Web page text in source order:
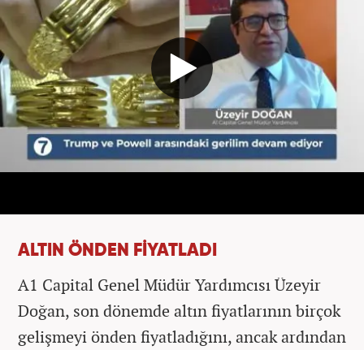
ALTIN ÖNDEN FİYATLADI
A1 Capital Genel Müdür Yardımcısı Üzeyir
Doğan, son dönemde altın fiyatlarının birçok
gelişmeyi önden fiyatladığını, ancak ardından